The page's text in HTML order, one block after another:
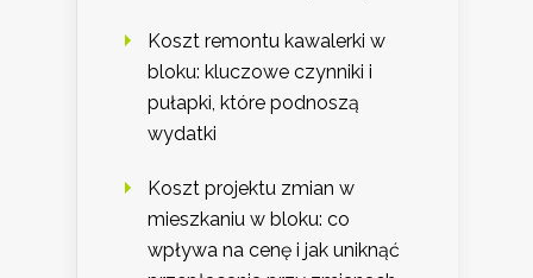
Koszt remontu kawalerki w
bloku: kluczowe czynniki i
pułapki, które podnoszą
wydatki
Koszt projektu zmian w
mieszkaniu w bloku: co
wpływa na cenę i jak uniknąć